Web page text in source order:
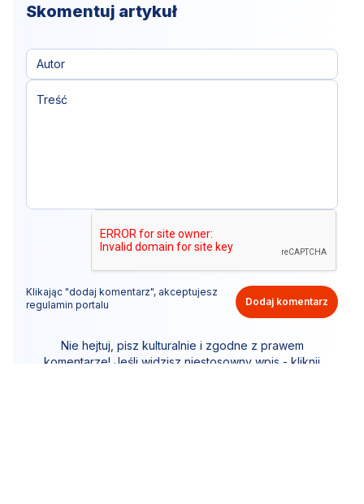
Skomentuj artykuł
Klikając "dodaj komentarz", akceptujesz
regulamin portalu
Dodaj komentarz
Nie hejtuj, pisz kulturalnie i zgodne z prawem
komentarze! Jeśli widzisz niestosowny wpis - kliknij